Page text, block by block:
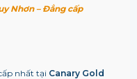
Nhơn – Đẳng cấp
nhất tại Canary Gold